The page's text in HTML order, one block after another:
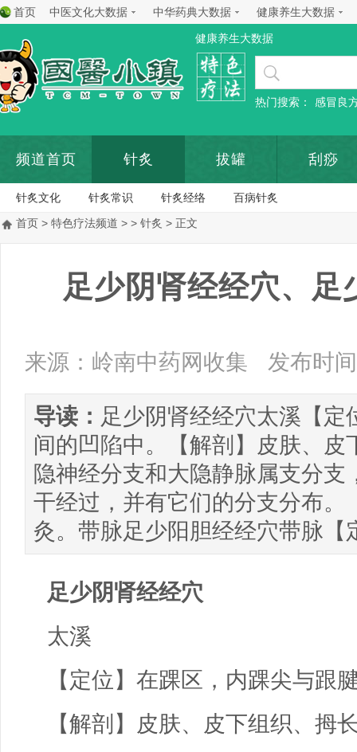
首页 中医文化大数据 中华药典大数据 健康养生大数据
健康养生大数据
热门搜索： 感冒良
频道首页 针炙 拔罐 刮痧
针炙文化 针炙常识 针炙经络
百病针炙
首页 > 特色疗法频道 > > 针炙 > 正文
足少阴肾经经穴、
来源：岭南中药网收集 发布时
导读： 足少阴肾经经穴太溪【
间的凹陷中。【解剖】皮肤、
隐神经分支和大隐静脉属支分
干经过，并有它们的分支分布
灸。带脉足少阳胆经经穴带脉
足少阴肾经经穴
太溪
【定位】在踝区，内踝尖与跟
【解剖】皮肤、皮下组织、拇